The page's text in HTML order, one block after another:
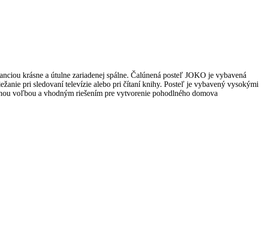
krásne a útulne zariadenej spálne. Čalúnená posteľ JOKO je vybavená
pri sledovaní televízie alebo pri čítaní knihy. Posteľ je vybavený vysokými
voľbou a vhodným riešením pre vytvorenie pohodlného domova